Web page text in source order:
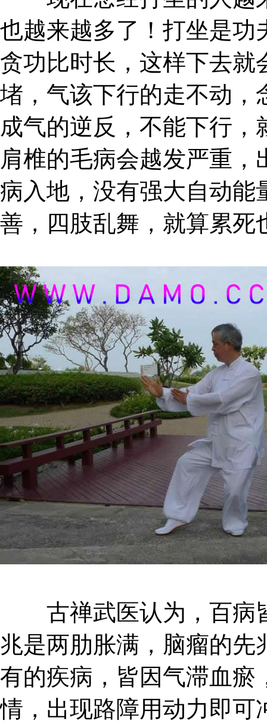
也越来越多了！打坐是功
贪功比时长，这样下去就
堵，气该下行的走不动，
成气的逆反，不能下行
肩椎的毛病会越发严重
病入地，没有强大自动能
善，四肢乱舞，就算累死
古禅武医认为，百病
兆是两肋胀满，脑瘤的先
有的疾病，皆因气滞血瘀
情，出现路障用动力即可